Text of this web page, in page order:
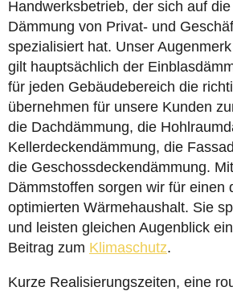
Handwerksbetrieb, der sich auf
Dämmung von Privat- und
spezialisiert hat. Unser Augenmerk
gilt hauptsächlich der
für jeden Gebäudebereich die
übernehmen für unsere Kunden
die Dachdämmung, die
Kellerdeckendämmung, die
die Geschossdeckendämmung.
Dämmstoffen sorgen wir für einen
optimierten Wärmehaushalt. Sie
und leisten gleichen Augenblick
Beitrag zum Klimaschutz.
Kurze Realisierungszeiten, eine